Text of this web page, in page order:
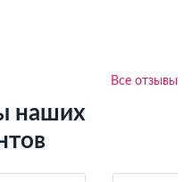
Все отзывы
наших